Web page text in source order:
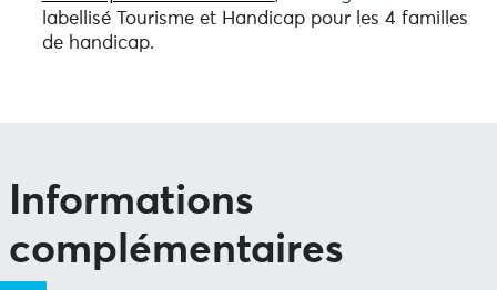
labellisé Tourisme et Handicap pour les 4 familles
de handicap.
Informations
complémentaires